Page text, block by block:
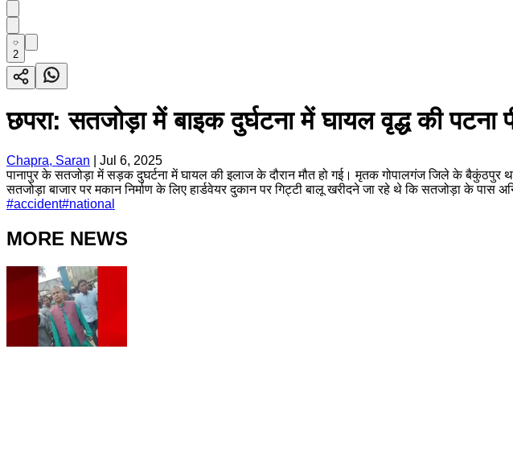
2
छपरा: सतजोड़ा में बाइक दुर्घटना में घायल वृद्ध की पटना
Chapra, Saran
Jul 6, 2025
पानापुर के सतजोड़ा में सड़क दुघर्टना में घायल की इलाज के दौरान मौत हो गई। मृतक गोपालगंज जिले के बैकुंठपुर
सतजोड़ा बाजार पर मकान निर्माण के लिए हार्डवेयर दुकान पर गिट्टी बालू खरीदने जा रहे थे कि सतजोड़ा के पास
#accident#national
MORE NEWS